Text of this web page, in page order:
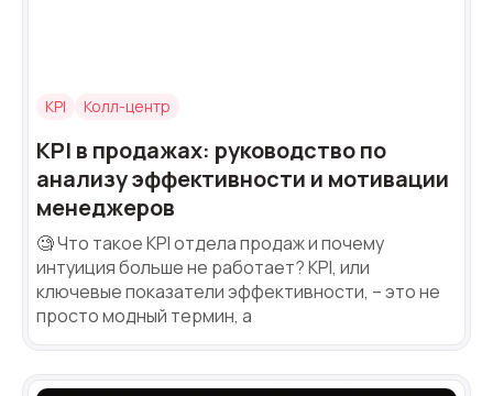
KPI Колл-центр
KPI в продажах: руководство по
анализу эффективности и мотивации
менеджеров
🧐 Что такое KPI отдела продаж и почему
интуиция больше не работает? KPI, или
ключевые показатели эффективности, – это не
просто модный термин, а